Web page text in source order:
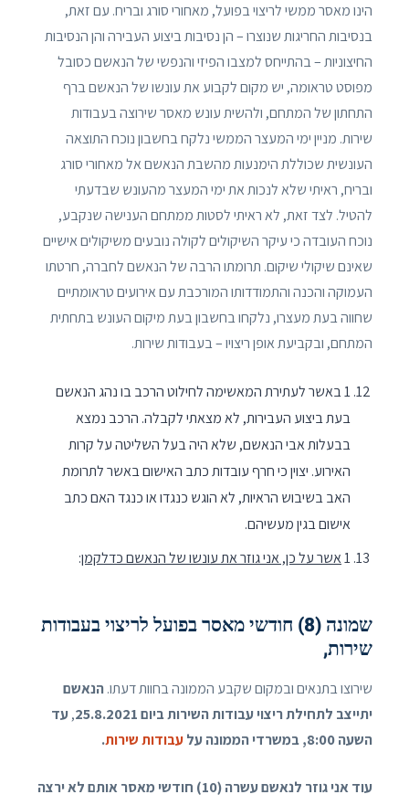
הינו מאסר ממשי לריצוי בפועל, מאחורי סורג ובריח. עם זאת,
בנסיבות החריגות שנוצרו – הן נסיבות ביצוע העבירה והן הנסיבות
החיצוניות – בהתייחס למצבו הפיזי והנפשי של הנאשם כסובל
מפוסט טראומה, יש מקום לקבוע את עונשו של הנאשם ברף
התחתון של המתחם, ולהשית עונש מאסר שירוצה בעבודות
שירות. מניין ימי המעצר הממשי נלקח בחשבון נוכח התוצאה
העונשית שכוללת הימנעות מהשבת הנאשם אל מאחורי סורג
ובריח, ראיתי שלא לנכות את ימי המעצר מהעונש שבדעתי
להטיל. לצד זאת, לא ראיתי לסטות ממתחם הענישה שנקבע,
נוכח העובדה כי עיקר השיקולים לקולה נובעים משיקולים אישיים
שאינם שיקולי שיקום. תרומתו הרבה של הנאשם לחברה, חרטתו
העמוקה והכנה והתמודדותו המורכבת עם אירועים טראומתיים
שחווה בעת מעצרו, נלקחו בחשבון בעת מיקום העונש בתחתית
המתחם, ובקביעת אופן ריצויו – בעבודות שירות.
1 באשר לעתירת המאשימה לחילוט הרכב בו נהג הנאשם
בעת ביצוע העבירות, לא מצאתי לקבלה. הרכב נמצא
בבעלות אבי הנאשם, שלא היה בעל השליטה על קרות
האירוע. יצוין כי חרף עובדות כתב האישום באשר לתרומת
האב בשיבוש הראיות, לא הוגש כנגדו או כנגד האם כתב
אישום בגין מעשיהם.
1אשר על כן, אני גוזר את עונשו של הנאשם כדלקמן:
שמונה (8) חודשי מאסר בפועל לריצוי בעבודות
שירות,
שירוצו בתנאים ובמקום שקבע הממונה בחוות דעתו.הנאשם
יתייצב לתחילת ריצוי עבודות השירות ביום 25.8.2021
,עד
השעה 8:00, במשרדי הממונה על
עבודות שירות.
עוד אני גוזר לנאשם עשרה (10) חודשי מאסר אותם לא ירצה